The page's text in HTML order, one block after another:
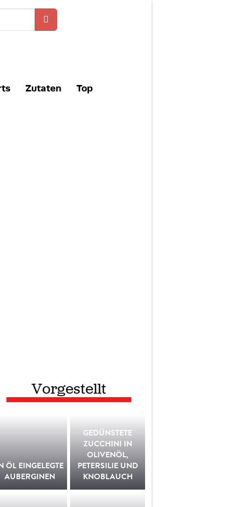
Zutaten Top
Vorgestellt
ÖL EINGELEGTE
AUBERGINEN
GEDÜNSTETE
ZUCCHINI IN
OLIVENÖL,
PETERSILIE UND
KNOBLAUCH